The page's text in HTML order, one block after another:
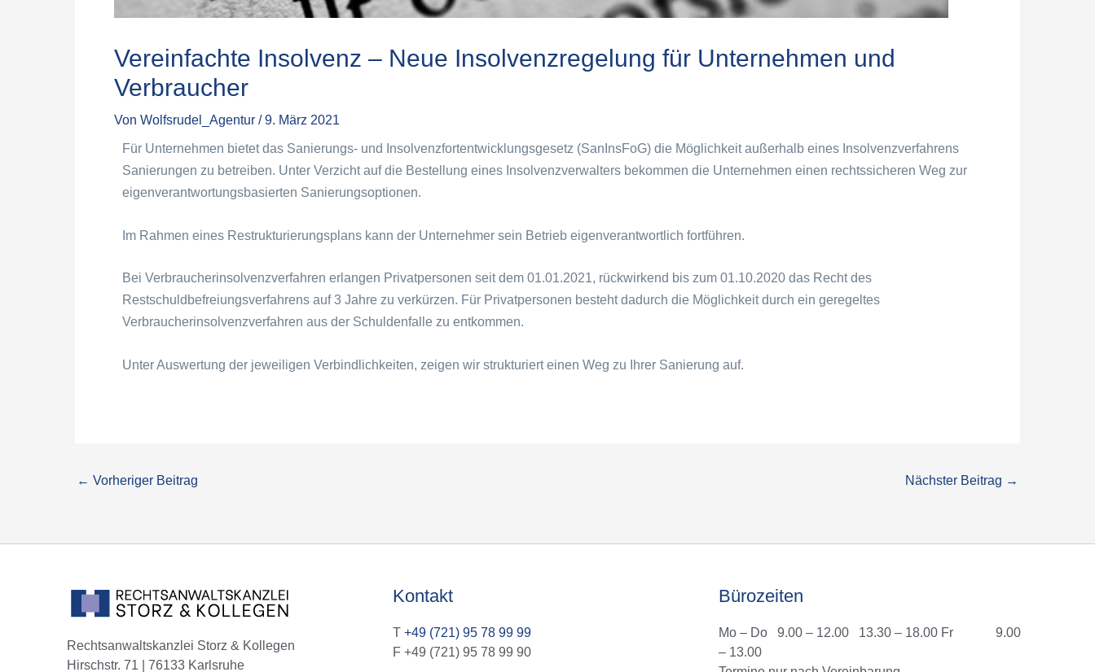
Vereinfachte Insolvenz – Neue Insolvenzregelung für Unternehmen und
Verbraucher
Von Wolfsrudel_Agentur /9. März 2021
Für Unternehmen bietet das Sanierungs- und Insolvenzfortentwicklungsgesetz (SanInsFoG) die Möglichkeit außerhalb eines Insolvenzverfahrens
Sanierungen zu betreiben. Unter Verzicht auf die Bestellung eines Insolvenzverwalters bekommen die Unternehmen einen rechtssicheren Weg zur
eigenverantwortungsbasierten Sanierungsoptionen.
Im Rahmen eines Restrukturierungsplans kann der Unternehmer sein Betrieb eigenverantwortlich fortführen.
Bei Verbraucherinsolvenzverfahren erlangen Privatpersonen seit dem 01.01.2021, rückwirkend bis zum 01.10.2020 das Recht des
Restschuldbefreiungsverfahrens auf 3 Jahre zu verkürzen. Für Privatpersonen besteht dadurch die Möglichkeit durch ein geregeltes
Verbraucherinsolvenzverfahren aus der Schuldenfalle zu entkommen.
Unter Auswertung der jeweiligen Verbindlichkeiten, zeigen wir strukturiert einen Weg zu Ihrer Sanierung auf.
← Vorheriger Beitrag Nächster Beitrag →
Rechtsanwaltskanzlei Storz & Kollegen
Hirschstr. 71 | 76133 Karlsruhe
Kontakt
T +49 (721) 95 78 99 99
F +49 (721) 95 78 99 90
Bürozeiten
Mo – Do 9.00 – 12.00 13.30 – 18.00 Fr 9.00
– 13.00